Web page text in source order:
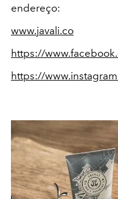
endereço:
www.javali.co
https://
https://